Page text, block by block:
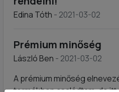
Edina Tóth - 2021-03-02
Prémium minőség
László Ben - 2021-03-02
A prémium minőség